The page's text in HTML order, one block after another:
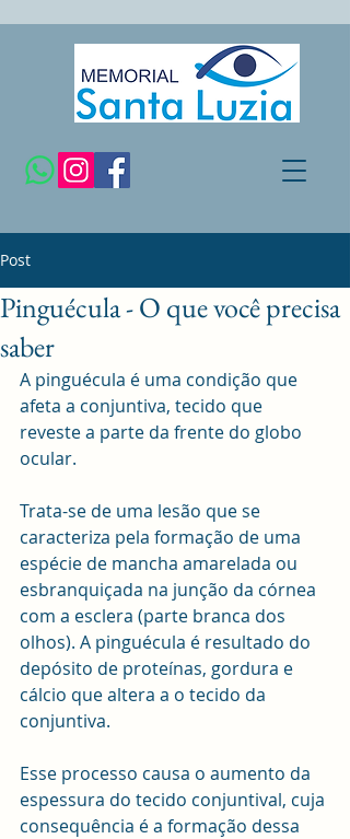
Post
Pinguécula - O que você precisa
saber
A pinguécula é uma condição que
afeta a conjuntiva, tecido que
reveste a parte da frente do globo
ocular.
Trata-se de uma lesão que se
caracteriza pela formação de uma
espécie de mancha amarelada ou
esbranquiçada na junção da córnea
com a esclera (parte branca dos
olhos). A pinguécula é resultado do
depósito de proteínas, gordura e
cálcio que altera a o tecido da
conjuntiva.
Esse processo causa o aumento da
espessura do tecido conjuntival, cuja
consequência é a formação dessa